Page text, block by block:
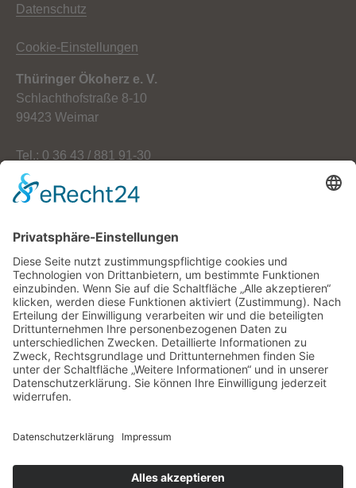
Datenschutz
Cookie-Einstellungen
Thüringer Ökoherz e. V.
Schlachthofstraße 8-10
99423 Weimar
Tel.: 0 36 43 / 881 91-30
Fax: 0 36 43 / 881 91-59
E-Mail: info[at]oekoherz.de
Vereinsvorsitzende:
Maria Streitferdt
Suche
nach: